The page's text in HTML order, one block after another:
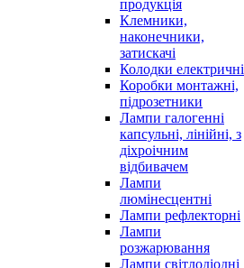
продукція
Клемники,
наконечники,
затискачі
Колодки електричні
Коробки монтажні,
підрозетники
Лампи галогенні
капсульні, лінійні, з
діхроічним
відбивачем
Лампи
люмінесцентні
Лампи рефлекторні
Лампи
розжарювання
Лампи світлодіодні